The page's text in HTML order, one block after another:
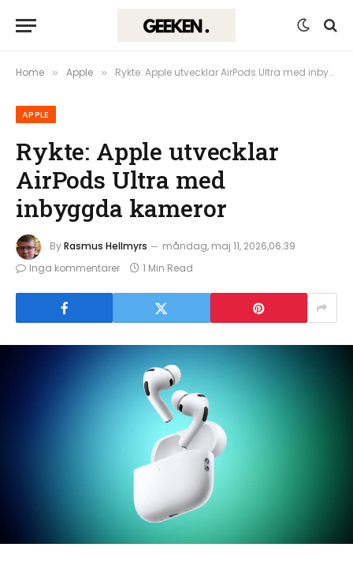
Home » Apple » Rykte: Apple utvecklar AirPods Ultra med inbyggda kameror
APPLE
Rykte: Apple utvecklar
AirPods Ultra med
inbyggda kameror
ByRasmus Hellmyrs
måndag, maj 11, 2026,06:39
Inga kommentarer
1 Min Read